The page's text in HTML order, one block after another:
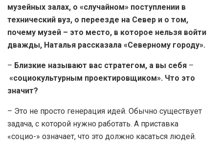
музейных залах, о «случайном» поступлении в
технический вуз, о переезде на Север и о том,
почему музей – это место, в которое нельзя войти
дважды, Наталья рассказала «Северному городу».
– Близкие называют вас стратегом, а вы себя –
«социокультурным проектировщиком». Что это
значит?
– Это не просто генерация идей. Обычно существует
задача, с которой нужно работать. А приставка
«социо-» означает, что это должно касаться людей.